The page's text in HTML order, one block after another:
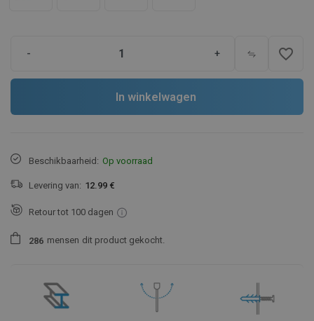
- + favorite_border
In winkelwagen
Beschikbaarheid: Op voorraad
Levering van: 12.99 €
Retour tot 100 dagen
286 mensen dit product gekocht.